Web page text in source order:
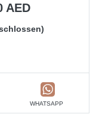
AED
WHATSAPP